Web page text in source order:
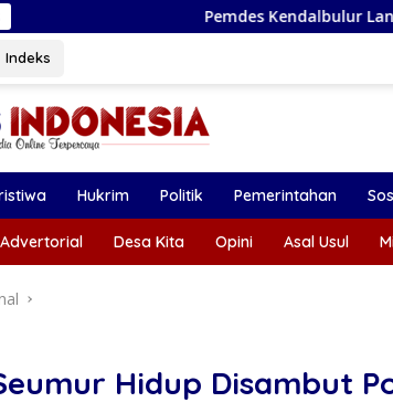
Pemdes Kendalbulur Lantik Dua Perangkat
Indeks
Hukrim Politik Pemerintahan
Advertorial Desa Kita Opini Asal Usul
Hidup Disambut